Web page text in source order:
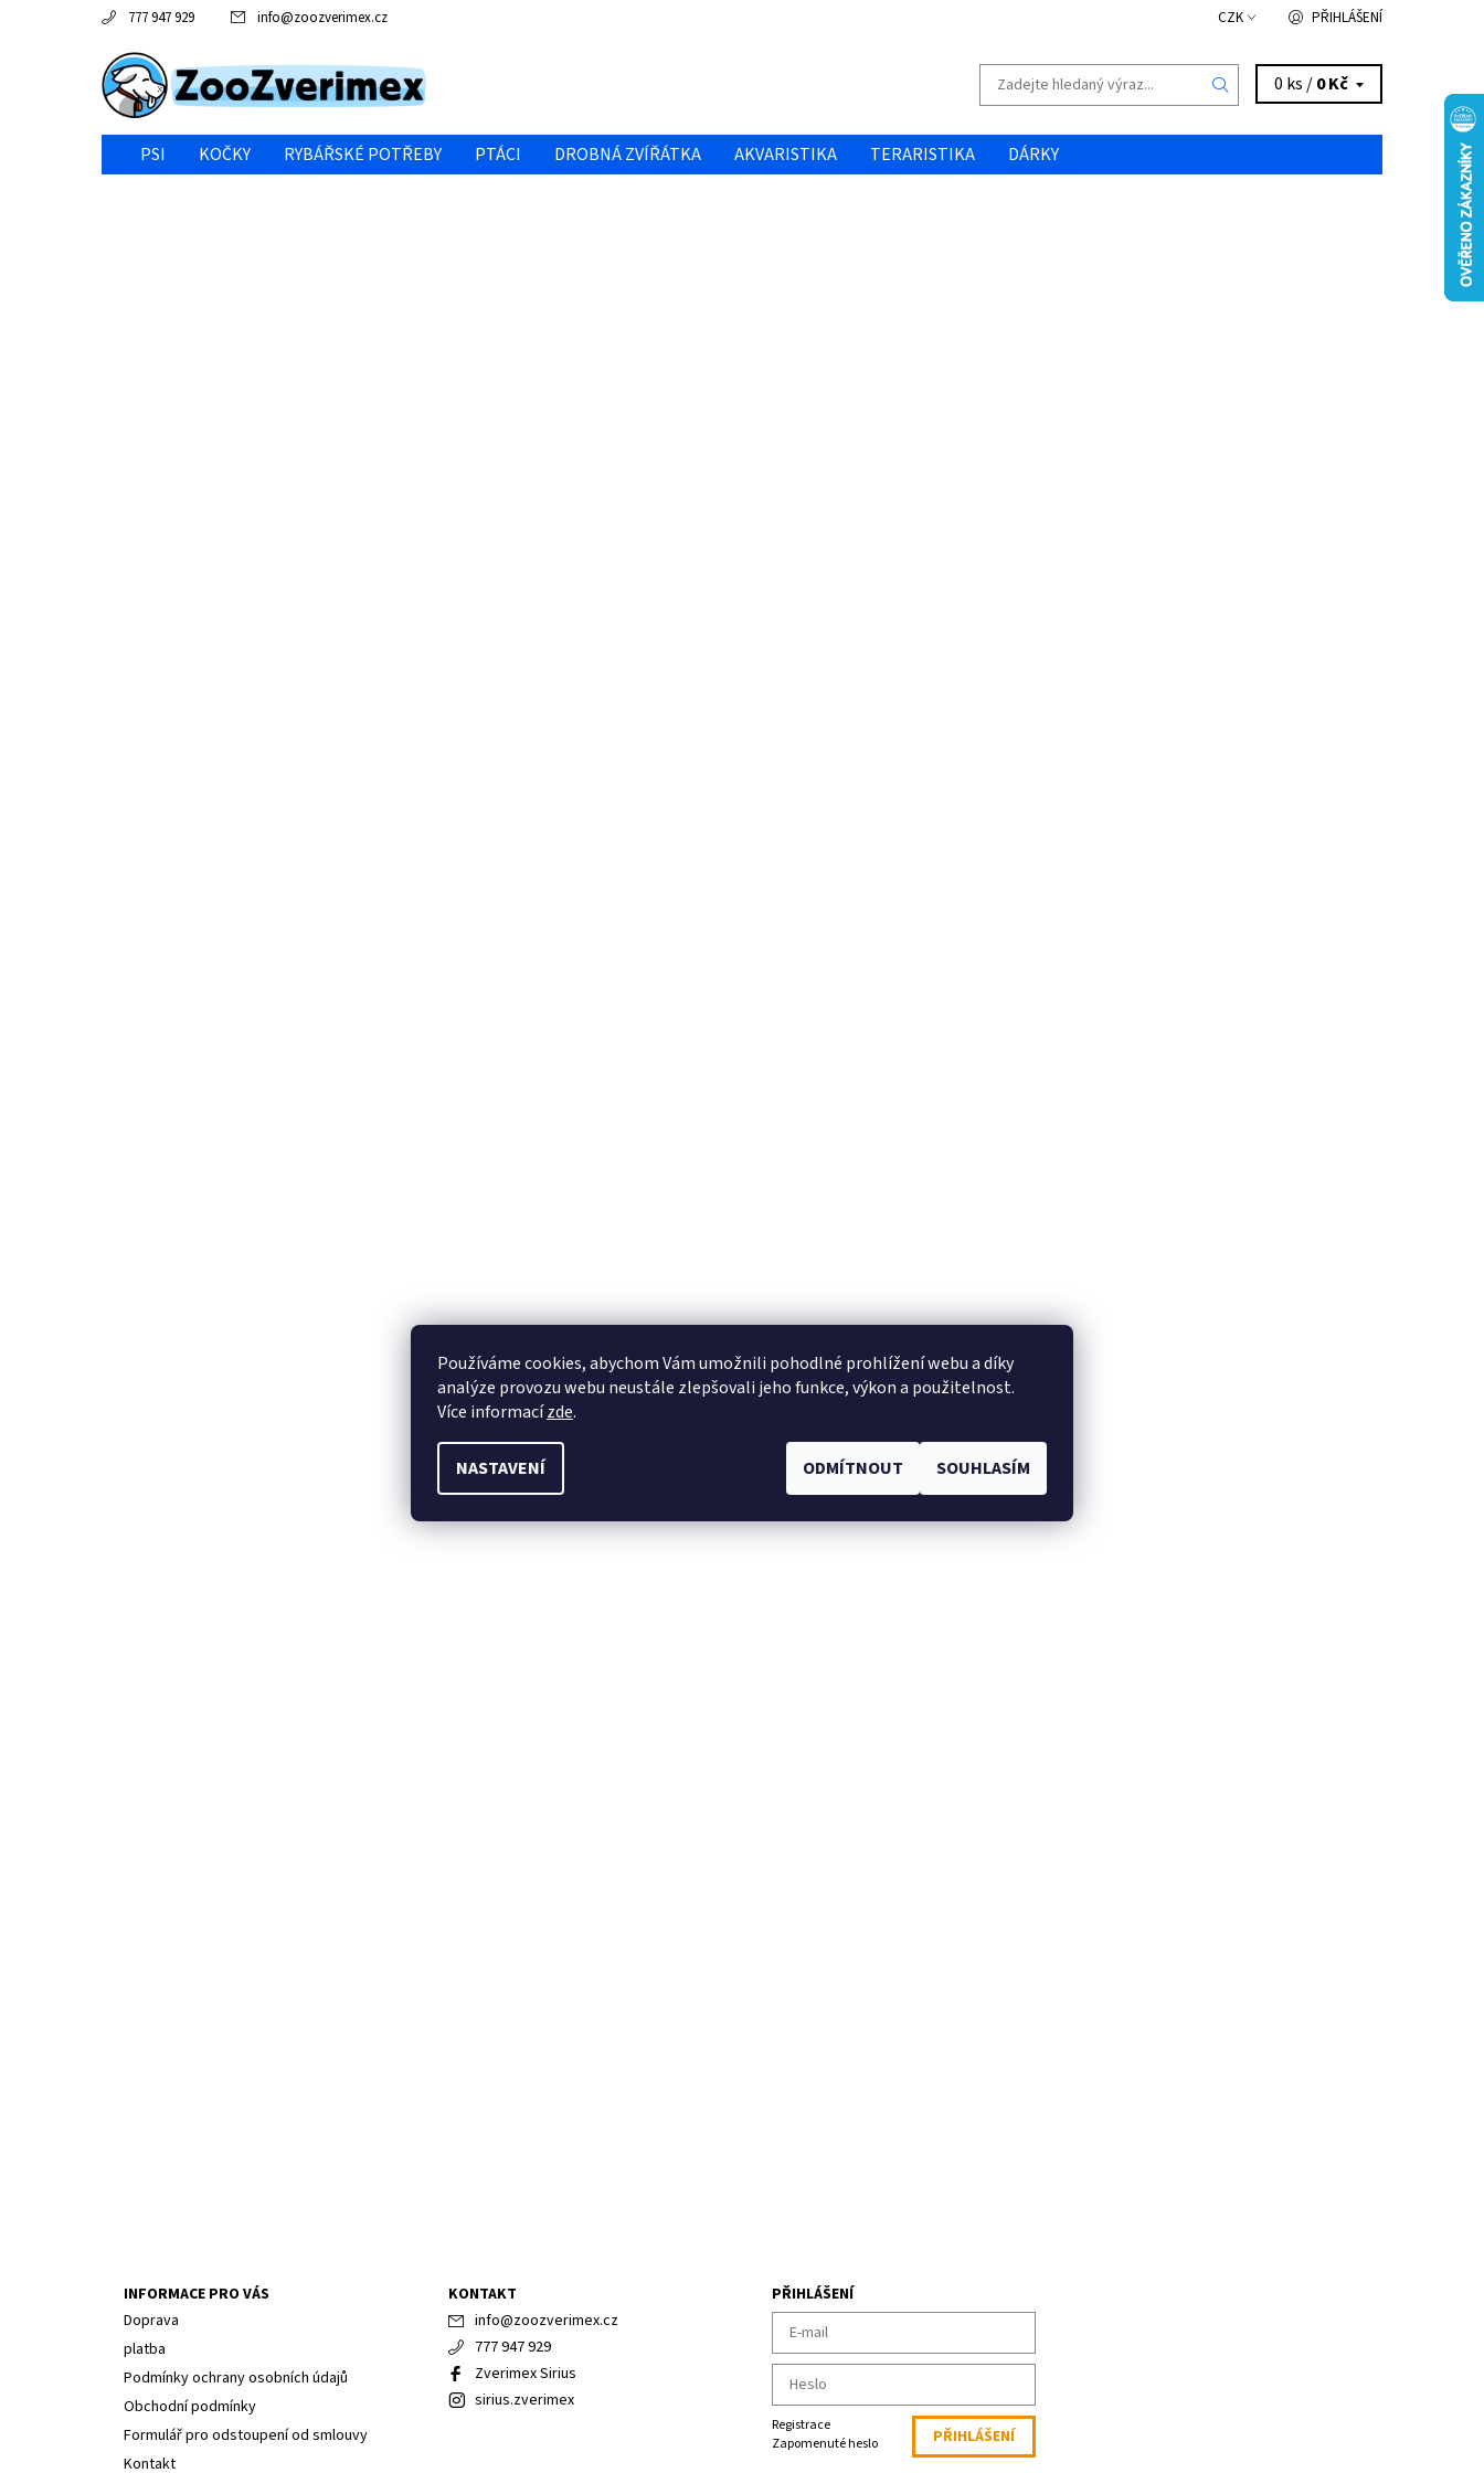
777 947 929 info@zoozverimex.cz CZK PŘIHLÁŠENÍ
0 ks /0 Kč
PSI KOČKY RYBÁŘSKÉ POTŘEBY PTÁCI DROBNÁ ZVÍŘÁTKA AKVARISTIKA TERARISTIKA
DÁRKY
INFORMACE PRO VÁS
Doprava
platba
Podmínky ochrany osobních údajů
Obchodní podmínky
Formulář pro odstoupení od smlouvy
Kontakt
KONTAKT
info@zoozverimex.cz
777 947 929
Zverimex Sirius
sirius.zverimex
PŘIHLÁŠENÍ
Registrace
Zapomenuté heslo
Používáme cookies, abychom Vám umožnili pohodlné prohlížení webu a díky
analýze provozu webu neustále zlepšovali jeho funkce, výkon a použitelnost.
Více informacízde.
NASTAVENÍ ODMÍTNOUT SOUHLASÍM